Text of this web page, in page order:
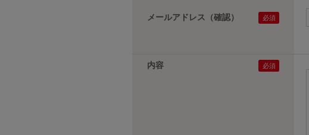
メールアドレス（確認）
内容